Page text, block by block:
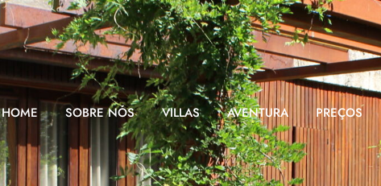
HOME SOBRE NÓS VILLAS AVENTURA PREÇOS